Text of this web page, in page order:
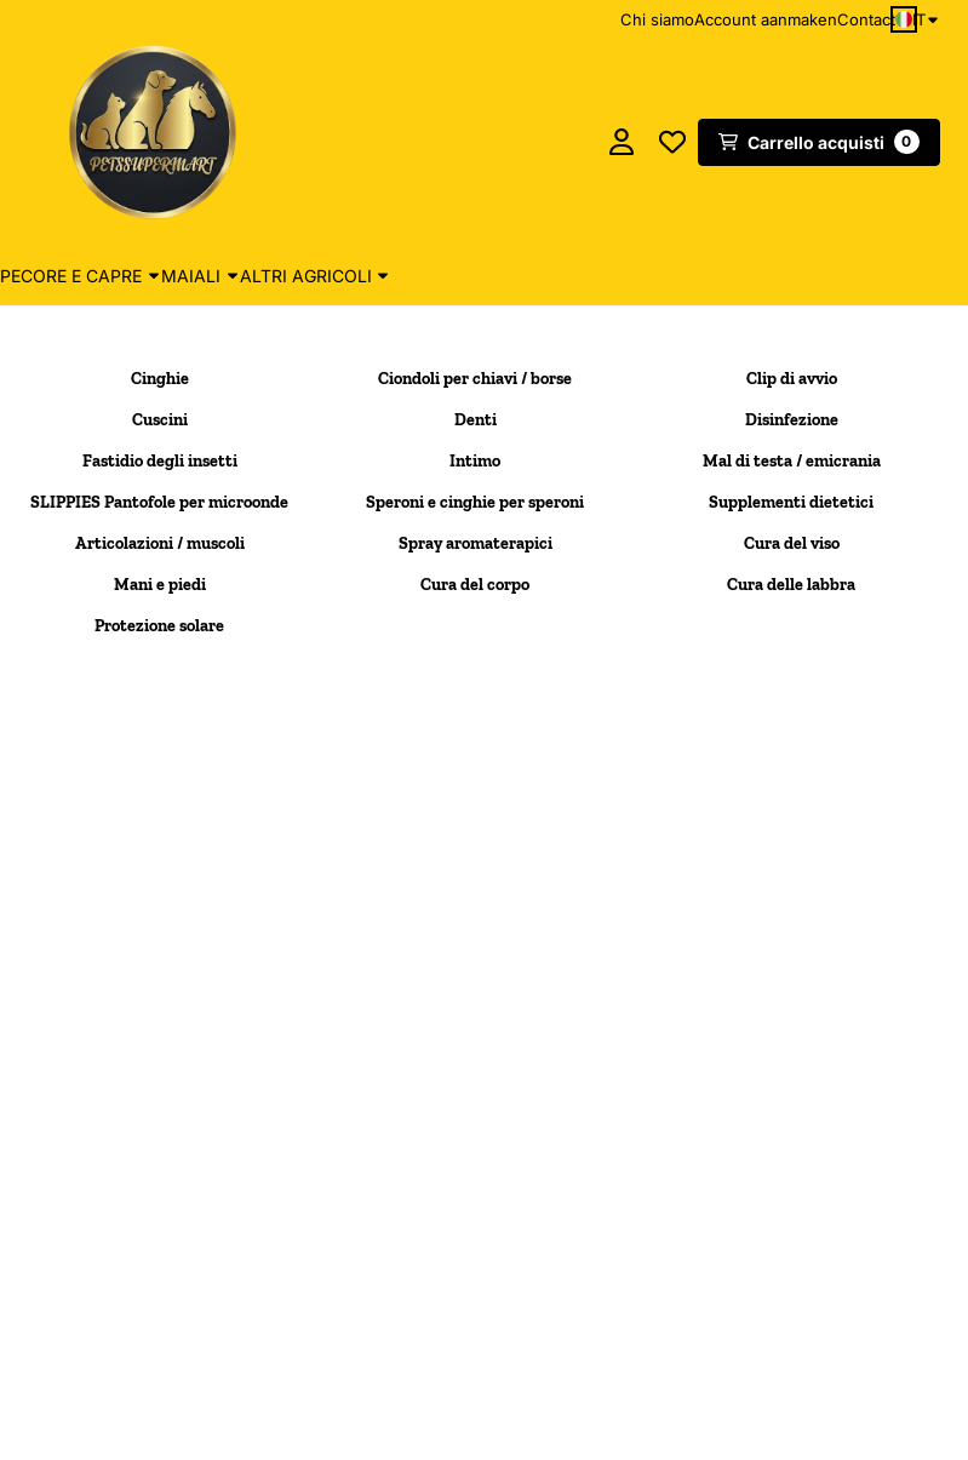
Chi siamoAccount aanmakenContact IT
Carrello acquisti 0
PECORE E CAPRE MAIALI ALTRI AGRICOLI
Cinghie Ciondoli per chiavi / borse
Clip di avvio
Cuscini Denti
Disinfezione
Fastidio degli insetti Intimo
Mal di testa / emicrania
SLIPPIES Pantofole per microonde Speroni e cinghie per speroni
Supplementi dietetici
Articolazioni / muscoli Spray aromaterapici
Cura del viso
Mani e piedi Cura del corpo
Cura delle labbra
Protezione solare